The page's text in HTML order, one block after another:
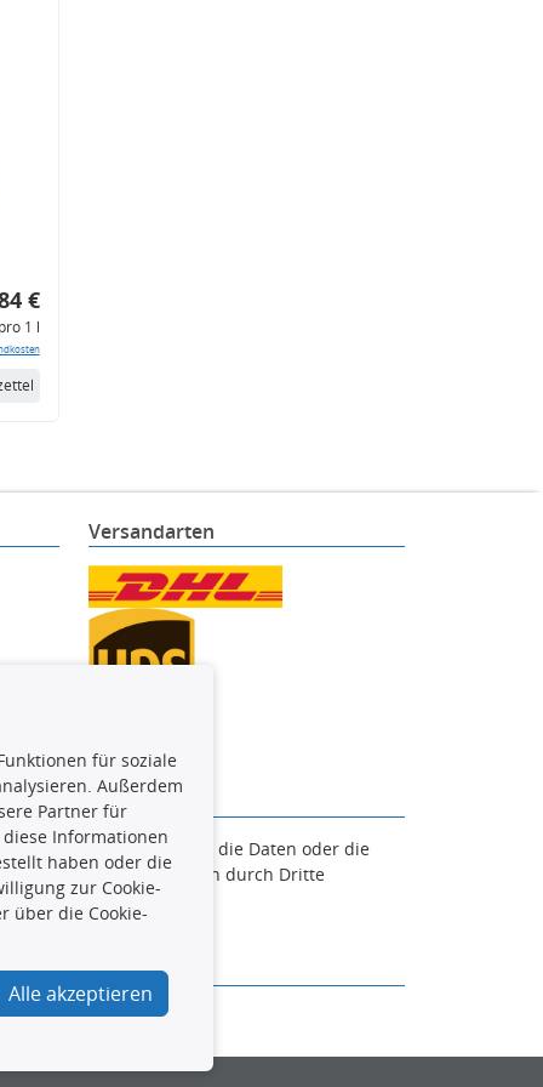
€
1 l
Versandarten
Es ist zu unterlassen, die Daten oder die
oder diese Handlungen durch Dritte
verfolgt.
für soziale
Außerdem
Partner für
Informationen
haben oder die
zur Cookie-
über die Cookie-
Alle akzeptieren